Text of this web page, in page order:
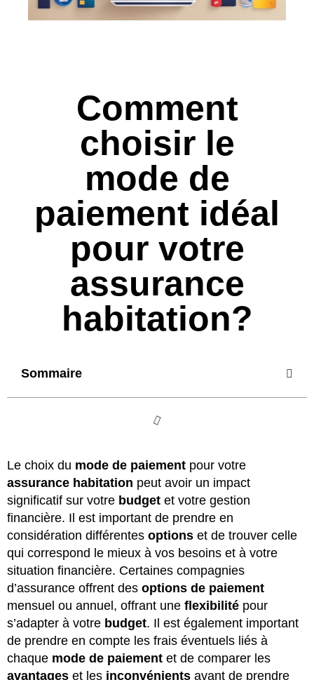
Comment
choisir le
mode de
paiement idéal
pour votre
assurance
habitation?
Sommaire
Le choix du mode de paiement pour votre
assurance habitation peut avoir un impact
significatif sur votre budget et votre gestion
financière. Il est important de prendre en
considération différentes options et de trouver celle
qui correspond le mieux à vos besoins et à votre
situation financière. Certaines compagnies
d’assurance offrent des options de paiement
mensuel ou annuel, offrant une flexibilité pour
s’adapter à votre budget. Il est également important
de prendre en compte les frais éventuels liés à
chaque mode de paiement et de comparer les
avantages et les inconvénients avant de prendre